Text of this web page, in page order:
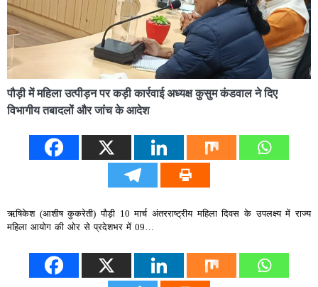
पौड़ी में महिला उत्पीड़न पर कड़ी कार्रवाई अध्यक्ष कुसुम कंडवाल ने दिए
विभागीय तबादलों और जांच के आदेश
ऋषिकेश (आशीष कुकरेती) पौड़ी 10 मार्च अंतरराष्ट्रीय महिला दिवस के उपलक्ष्य में राज्य
महिला आयोग की ओर से प्रदेशभर में 09…